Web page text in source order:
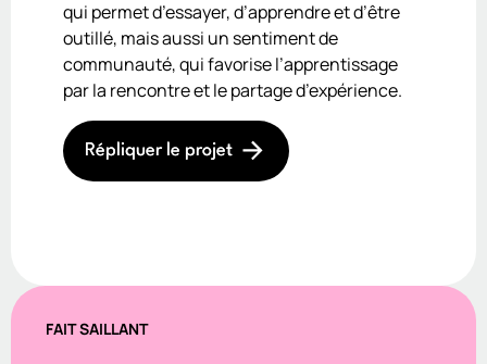
qui permet d’essayer, d’apprendre et d’être
outillé, mais aussi un sentiment de
communauté, qui favorise l’apprentissage
par la rencontre et le partage d’expérience.
Répliquer le projet
FAIT SAILLANT